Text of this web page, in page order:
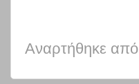
Αναρτήθηκε από